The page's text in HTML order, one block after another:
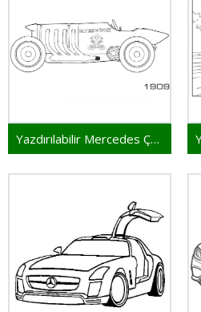
Yazdırılabilir Mercedes Çocuklar İçin